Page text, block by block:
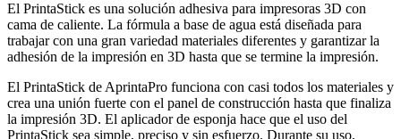
El PrintaStick es una solución adhesiva para impresoras 3D con
cama de caliente. La fórmula a base de agua está diseñada para
trabajar con una gran variedad materiales diferentes y garantizar la
adhesión de la impresión en 3D hasta que se termine la impresión.
El PrintaStick de AprintaPro funciona con casi todos los materiales y
crea una unión fuerte con el panel de construcción hasta que finaliza
la impresión 3D. El aplicador de esponja hace que el uso del
PrintaStick sea simple, preciso y sin esfuerzo. Durante su uso,